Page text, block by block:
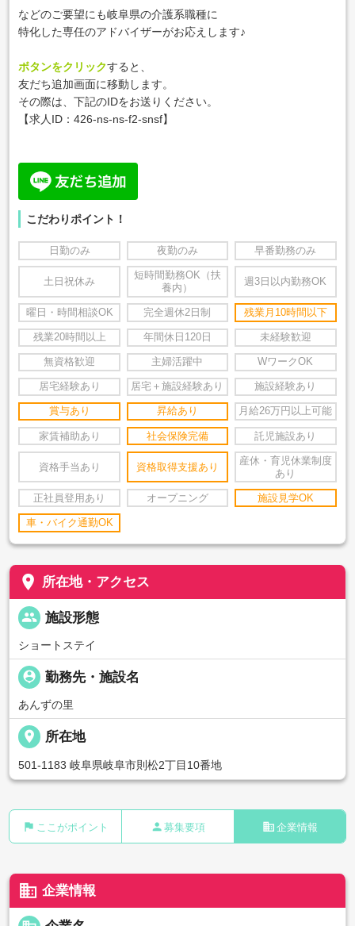
などのご要望にも岐阜県の介護系職種に
特化した専任のアドバイザーがお応えします♪
ボタンをクリックすると、
友だち追加画面に移動します。
その際は、下記のIDをお送りください。
【求人ID：426-ns-ns-f2-snsf】
こだわりポイント！
日勤のみ 夜勤のみ 早番勤務のみ
土日祝休み
短時間勤務OK（扶
養内）
週3日以内勤務OK
曜日・時間相談OK 完全週休2日制 残業月10時間以下
残業20時間以上 年間休日120日 未経験歓迎
無資格歓迎 主婦活躍中 WワークOK
居宅経験あり 居宅＋施設経験あり 施設経験あり
賞与あり 昇給あり 月給26万円以上可能
家賃補助あり 社会保険完備 託児施設あり
資格手当あり 資格取得支援あり
産休・育児休業制度
あり
正社員登用あり オープニング 施設見学OK
車・バイク通勤OK
place 所在地・アクセス
people 施設形態
ショートステイ
person_pin 勤務先・施設名
あんずの里
place 所在地
501-1183 岐阜県岐阜市則松2丁目10番地
flag ここがポイント person 募集要項 business 企業情報
business 企業情報